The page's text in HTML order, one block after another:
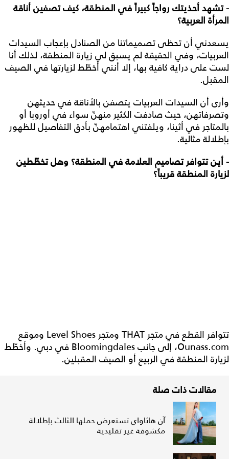
- تشهد أحذيتك رواجاً كبيراً في المنطقة، كيف تصفين أناقة
المرأة العربية؟
يسعدني أن تحظى تصميماتنا من الصنادل بإعجاب السيدات
العربيات، وفي الحقيقة لم يسبق لي زيارة المنطقة، لذلك أنا
لست على دراية كافية بها، إلا أنني أخطّط لزيارتها في الصيف
المقبل.
وأرى أن السيدات العربيات يتصفن بالأناقة في حديثهن
وتصرفاتهن، حيث صادفت الكثير منهنّ سواء في أوروبا أو
بالمتاجر في أثينا، ويلفتني اهتمامهنّ بأدق التفاصيل للظهور
بإطلالة مثالية.
- أين تتوافر تصاميم العلامة في المنطقة؟ وهل تخطّطين
لزيارة المنطقة قريباً؟
تتوافر القطع في متجر THAT ومتجر Level Shoes وموقع
Ounass.com، إلى جانب Bloomingdales في دبي. وأخطّط
لزيارة المنطقة في الربيع أو الصيف المقبلين.
مقالات ذات صلة
آن هاثاواي تستعرض حملها الثالث بإطلالة
مكشوفة غير تقليدية